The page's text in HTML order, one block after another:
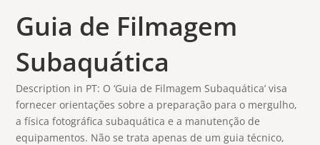
Guia de Filmagem
Subaquática
Description in PT: O ‘Guia de Filmagem Subaquática’ visa
fornecer orientações sobre a preparação para o mergulho,
a física fotográfica subaquática e a manutenção de
equipamentos. Não se trata apenas de um guia técnico,